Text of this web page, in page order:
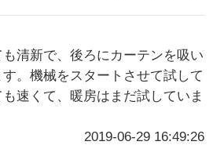
清新で、後ろにカーテンを吸い
。機械をスタートさせて試して
速くて、暖房はまだ試していま
2019-06-29 16:49:26